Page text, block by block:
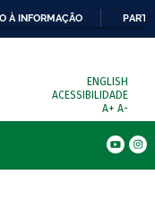
À INFORMAÇÃO
ENGLISH
ACESSIBILIDADE
A+ A-